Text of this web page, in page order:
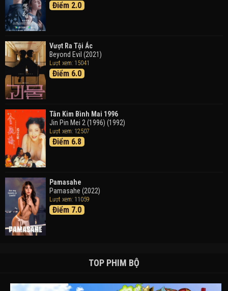
Tháng Ngày Tươi Đẹp
Điểm 2.0
Vượt Ra Tội Ác
Beyond Evil (2021)
Lượt xem: 15041
Điểm 6.0
Tân Kim Bình Mai 1996
Jin Pin Mei 2 (1996) (1992)
Lượt xem: 12507
Điểm 6.8
Pamasahe
Pamasahe (2022)
Lượt xem: 11059
Điểm 7.0
TOP PHIM BỘ